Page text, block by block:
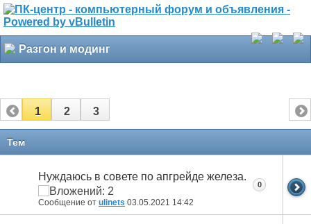
Разгон и модинг
1 2 3
Тем
Нуждаюсь в совете по апгрейде железа.
Сообщение от ulinets 03.05.2021 14:42
0